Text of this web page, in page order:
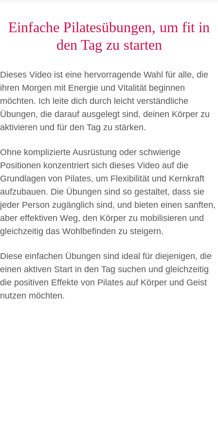
Einfache Pilatesübungen, um fit in
den Tag zu starten
Dieses Video ist eine hervorragende Wahl für alle, die
ihren Morgen mit Energie und Vitalität beginnen
möchten. Ich leite dich durch leicht verständliche
Übungen, die darauf ausgelegt sind, deinen Körper zu
aktivieren und für den Tag zu stärken.
Ohne komplizierte Ausrüstung oder schwierige
Positionen konzentriert sich dieses Video auf die
Grundlagen von Pilates, um Flexibilität und Kernkraft
aufzubauen. Die Übungen sind so gestaltet, dass sie
jeder Person zugänglich sind, und bieten einen sanften,
aber effektiven Weg, den Körper zu mobilisieren und
gleichzeitig das Wohlbefinden zu steigern.
Diese einfachen Übungen sind ideal für diejenigen, die
einen aktiven Start in den Tag suchen und gleichzeitig
die positiven Effekte von Pilates auf Körper und Geist
nutzen möchten.